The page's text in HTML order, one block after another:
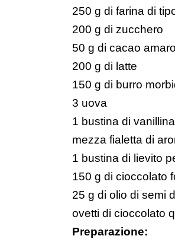
250 g di farina di
200 g di zucchero
50 g di cacao amaro
200 g di latte
150 g di burro
3 uova
1 bustina di vanillina
mezza fialetta di
1 bustina di lievito
150 g di cioccolato
25 g di olio di semi
ovetti di cioccolato
Preparazione: